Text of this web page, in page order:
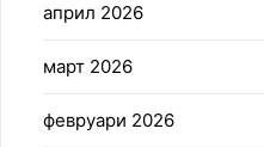
април 2026
март 2026
февруари 2026